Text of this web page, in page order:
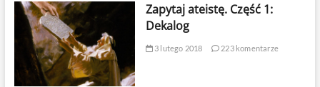
Zapytaj ateistę. Część 1:
Dekalog
3 lutego 2018 223 komentarze